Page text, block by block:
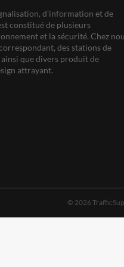
d'information et de
constitué de plusieurs
et la sécurité. Chez
des stations de
que divers produit de
attrayant.
© 2026